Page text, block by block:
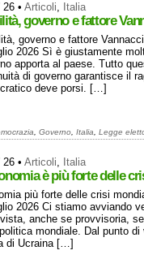
26 • Articoli, Italia
governo e fattore
governo e fattore
2026 Sì è giustamente
apporta al paese. Tutto
di governo garantisce il
deve porsi. […]
Governo Italia Legge
26 • Articoli, Italia
è più forte delle
più forte delle crisi
2026 Ci stiamo avviando
anche se provvisoria,
mondiale. Dal punto
di Ucraina […]